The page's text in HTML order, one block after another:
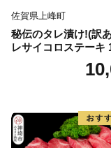
佐賀県上峰町
秘伝のタレ漬け!(訳
レサイコロステーキ